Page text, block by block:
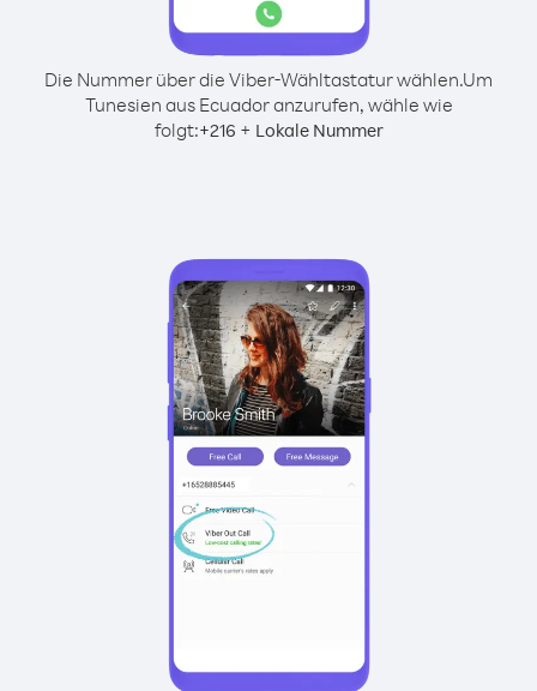
Die Nummer über die Viber-Wähltastatur wählen.Um
Tunesien aus Ecuador anzurufen, wähle wie
folgt:+216 + Lokale Nummer